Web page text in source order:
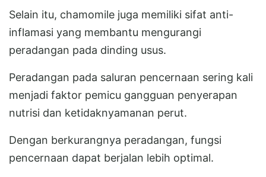
Selain itu, chamomile juga memiliki sifat anti-
inflamasi yang membantu mengurangi
peradangan pada dinding usus.
Peradangan pada saluran pencernaan sering kali
menjadi faktor pemicu gangguan penyerapan
nutrisi dan ketidaknyamanan perut.
Dengan berkurangnya peradangan, fungsi
pencernaan dapat berjalan lebih optimal.